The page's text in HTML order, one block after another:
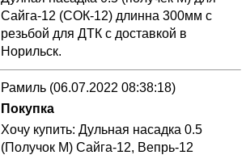
Сайга-12 (СОК-12) длинна 300мм с
резьбой для ДТК с доставкой в
Норильск.
Рамиль (06.07.2022 08:38:18)
Покупка
Хочу купить: Дульная насадка 0.5
(Получок М) Сайга-12, Вепрь-12